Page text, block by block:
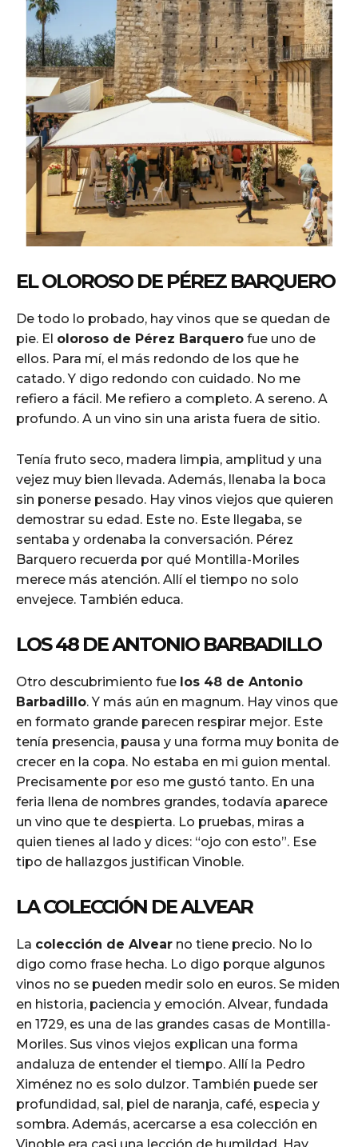
EL OLOROSO DE PÉREZ BARQUERO
De todo lo probado, hay vinos que se quedan de
pie. El oloroso de Pérez Barquero fue uno de
ellos. Para mí, el más redondo de los que he
catado. Y digo redondo con cuidado. No me
refiero a fácil. Me refiero a completo. A sereno. A
profundo. A un vino sin una arista fuera de sitio.
Tenía fruto seco, madera limpia, amplitud y una
vejez muy bien llevada. Además, llenaba la boca
sin ponerse pesado. Hay vinos viejos que quieren
demostrar su edad. Este no. Este llegaba, se
sentaba y ordenaba la conversación. Pérez
Barquero recuerda por qué Montilla-Moriles
merece más atención. Allí el tiempo no solo
envejece. También educa.
LOS 48 DE ANTONIO BARBADILLO
Otro descubrimiento fue los 48 de Antonio
Barbadillo. Y más aún en magnum. Hay vinos que
en formato grande parecen respirar mejor. Este
tenía presencia, pausa y una forma muy bonita de
crecer en la copa. No estaba en mi guion mental.
Precisamente por eso me gustó tanto. En una
feria llena de nombres grandes, todavía aparece
un vino que te despierta. Lo pruebas, miras a
quien tienes al lado y dices: “ojo con esto”. Ese
tipo de hallazgos justifican Vinoble.
LA COLECCIÓN DE ALVEAR
La colección de Alvear no tiene precio. No lo
digo como frase hecha. Lo digo porque algunos
vinos no se pueden medir solo en euros. Se miden
en historia, paciencia y emoción. Alvear, fundada
en 1729, es una de las grandes casas de Montilla-
Moriles. Sus vinos viejos explican una forma
andaluza de entender el tiempo. Allí la Pedro
Ximénez no es solo dulzor. También puede ser
profundidad, sal, piel de naranja, café, especia y
sombra. Además, acercarse a esa colección en